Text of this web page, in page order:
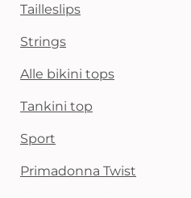
Tailleslips
Strings
Alle bikini tops
Tankini top
Sport
Primadonna Twist